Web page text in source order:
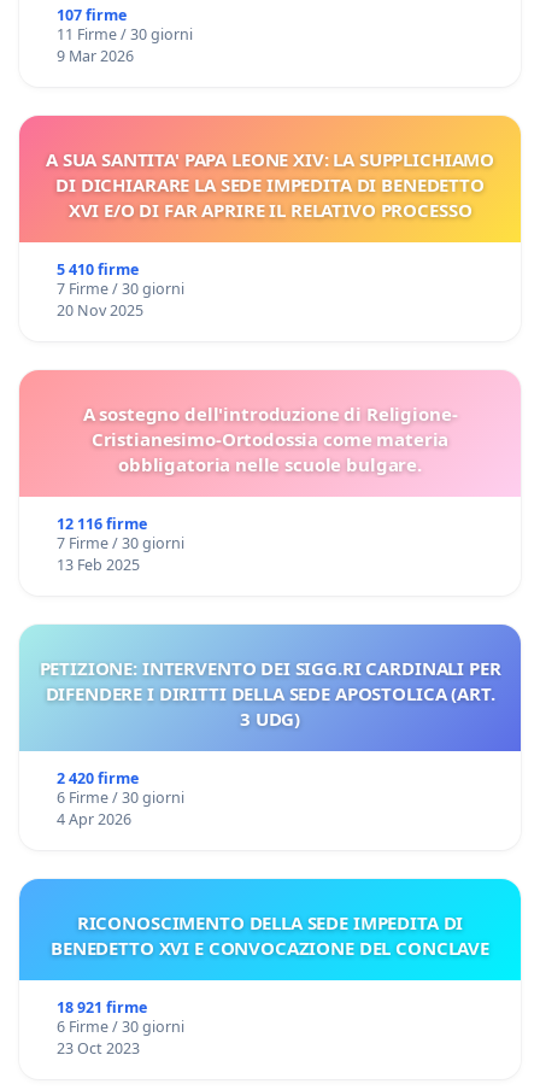
107 firme
11 Firme / 30 giorni
9 Mar 2026
A SUA SANTITA' PAPA LEONE XIV: LA SUPPLICHIAMO
DI DICHIARARE LA SEDE IMPEDITA DI BENEDETTO
XVI E/O DI FAR APRIRE IL RELATIVO PROCESSO
5 410 firme
7 Firme / 30 giorni
20 Nov 2025
A sostegno dell'introduzione di Religione-
Cristianesimo-Ortodossia come materia
obbligatoria nelle scuole bulgare.
12 116 firme
7 Firme / 30 giorni
13 Feb 2025
PETIZIONE: INTERVENTO DEI SIGG.RI CARDINALI PER
DIFENDERE I DIRITTI DELLA SEDE APOSTOLICA (ART.
3 UDG)
2 420 firme
6 Firme / 30 giorni
4 Apr 2026
RICONOSCIMENTO DELLA SEDE IMPEDITA DI
BENEDETTO XVI E CONVOCAZIONE DEL CONCLAVE
18 921 firme
6 Firme / 30 giorni
23 Oct 2023